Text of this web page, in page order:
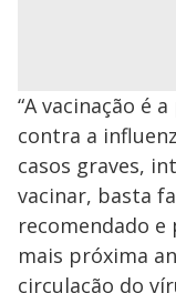
“A vacinação é
contra a
casos graves,
vacinar, basta
recomendado e
mais próxima
circulação do